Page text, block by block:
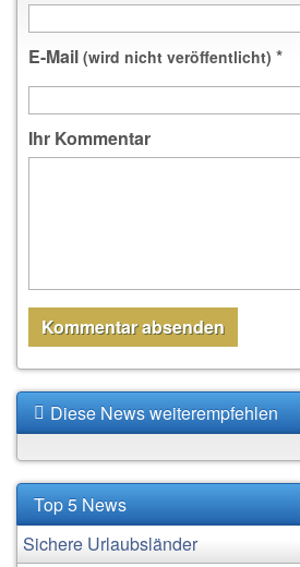
E-Mail (wird nicht veröffentlicht) *
Ihr Kommentar
Diese News weiterempfehlen
Top 5 News
Sichere Urlaubsländer